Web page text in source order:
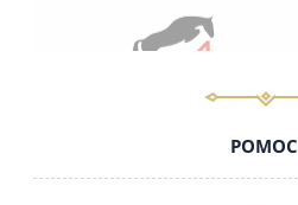
POMOC